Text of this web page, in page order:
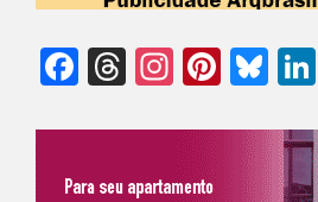
Facebook
Threads